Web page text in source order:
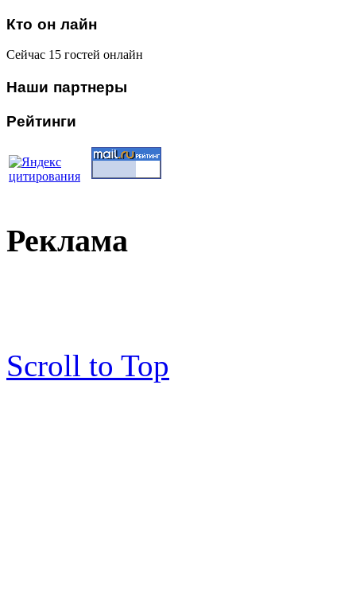
Кто он лайн
Сейчас 15 гостей онлайн
Наши партнеры
Рейтинги
Реклама
Scroll to Top